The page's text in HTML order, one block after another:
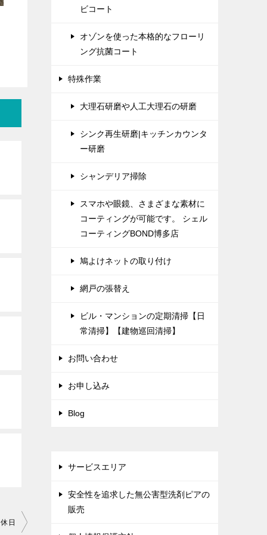
日
ビコート
オゾンを使った本格的なフローリ
ング抗菌コート
特殊作業
大理石研磨や人工大理石の研磨
シンク再生研磨|キッチンカウンタ
ー研磨
シャンデリア掃除
スマホや眼鏡、さまざまな素材に
コーティングが可能です。 シェル
コーティングBOND博多店
鳩よけネットの取り付け
網戸の張替え
ビル・マンションの定期清掃【日
常清掃】【建物巡回清掃】
お問い合わせ
お申し込み
Blog
サービスエリア
安全性を追求した無公害型洗剤ピアの
販売